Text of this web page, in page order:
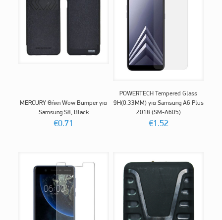
MERCURY Θήκη Wow Bumper για
Samsung S8, Black
€0.71
POWERTECH Tempered Glass
9H(0.33MM) για Samsung A6 Plus
2018 (SM-A605)
€1.52